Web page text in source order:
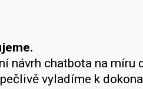
návrh chatbota na míru
vyladíme k